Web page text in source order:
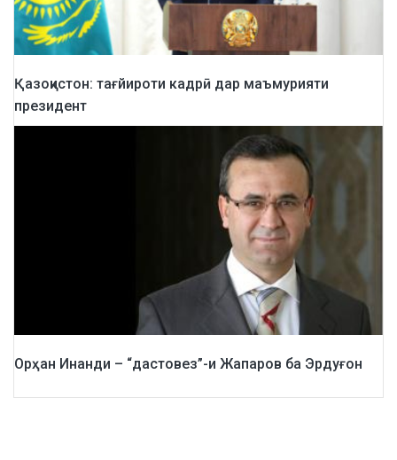
Қазоқистон: тағйироти кадрӣ дар маъмурияти
президент
Орҳан Инанди – “дастовез”-и Жапаров ба Эрдуғон